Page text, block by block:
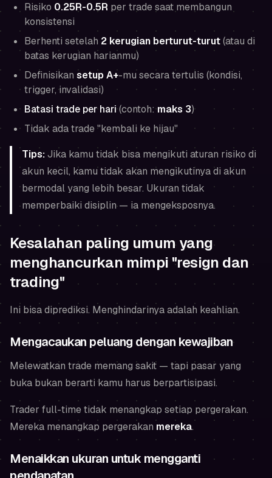
Risiko 0.25R-0.5R per trade saat membangun
konsistensi
Berhenti setelah 2 kerugian berturut-turut(atau di
batas kerugian harianmu)
Definisikan setup A+-mu secara tertulis (kondisi,
trigger, invalidasi)
Batasi trade per hari(contoh:maks 3)
Tidak ada trade "kembali ke hijau"
Tips:Jika kamu tidak bisa mengikuti aturan risiko di
akun kecil, kamu tidak akan mengikutinya di akun
bermodal yang lebih besar. Ukuran tidak
memperbaiki disiplin — ia mengeksposnya.
Kesalahan paling umum yang
menghancurkan mimpi "resign dan
trading"
Ini bisa diprediksi. Menghindarinya adalah keahlian.
Mengacaukan peluang dengan kewajiban
Melewatkan trade memang sakit — tapi pasar yang
buka bukan berarti kamu harus berpartisipasi.
Trader full-time tidak menangkap setiap pergerakan.
Mereka menangkap pergerakan mereka.
Menaikkan ukuran untuk mengganti